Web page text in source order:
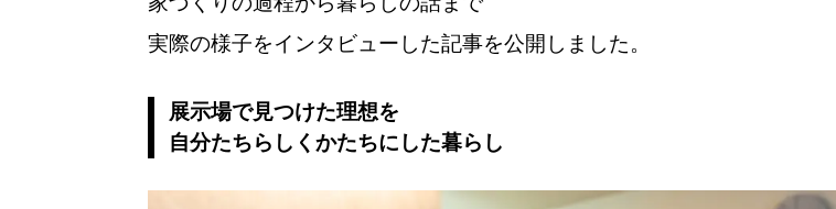
実際の様子をインタビューした記事を公開しました。
展示場で見つけた理想を
自分たちらしくかたちにした暮らし